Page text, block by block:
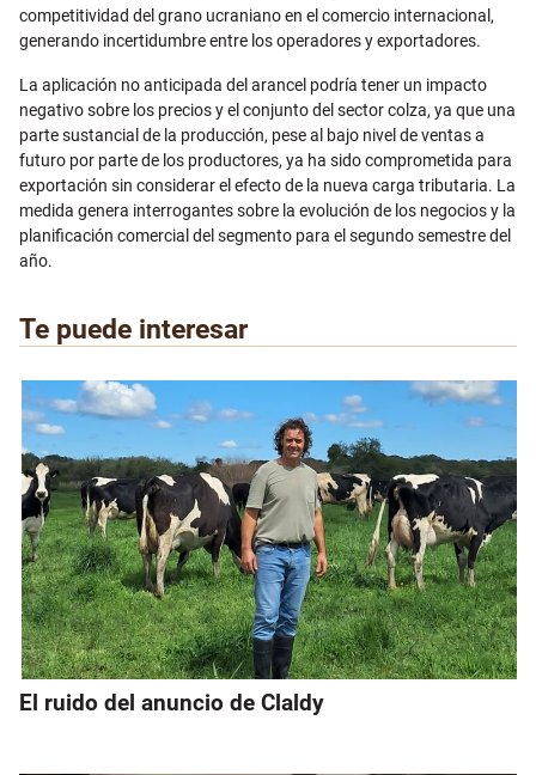
competitividad del grano ucraniano en el comercio internacional,
generando incertidumbre entre los operadores y exportadores.
La aplicación no anticipada del arancel podría tener un impacto
negativo sobre los precios y el conjunto del sector colza, ya que una
parte sustancial de la producción, pese al bajo nivel de ventas a
futuro por parte de los productores, ya ha sido comprometida para
exportación sin considerar el efecto de la nueva carga tributaria. La
medida genera interrogantes sobre la evolución de los negocios y la
planificación comercial del segmento para el segundo semestre del
año.
Te puede interesar
El ruido del anuncio de Claldy